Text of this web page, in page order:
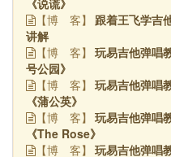
【博 客】
跟着王飞学吉
讲解
【博 客】
玩易吉他弹唱
号公园》
【博 客】
玩易吉他弹唱
《蒲公英》
【博 客】
玩易吉他弹
《The Rose》
【博 客】 玩易吉他弹唱